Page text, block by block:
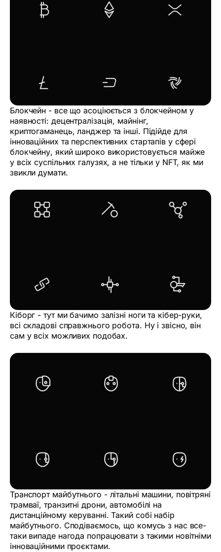
Блокчейн - все що асоціюється з блокчейном у
наявності: децентралізація, майнінг,
криптогаманець, ланджер та інші. Підійде для
інноваційних та перспективних стартапів у сфері
блокчейну, який широко використовується майже
у всіх суспільних галузях, а не тільки у NFT, як ми
звикли думати.
Кіборг - тут ми бачимо залізні ноги та кібер-руки,
всі складові справжнього робота. Ну і звісно, він
сам у всіх можливих подобах.
Транспорт майбутнього - літальні машини, повітряні
трамваї, транзитні дрони, автомобілі на
дистанційному керуванні. Такий собі набір
майбутнього. Сподіваємось, що комусь з нас все-
таки випаде нагода попрацювати з такими новітніми
інноваційними проєктами.